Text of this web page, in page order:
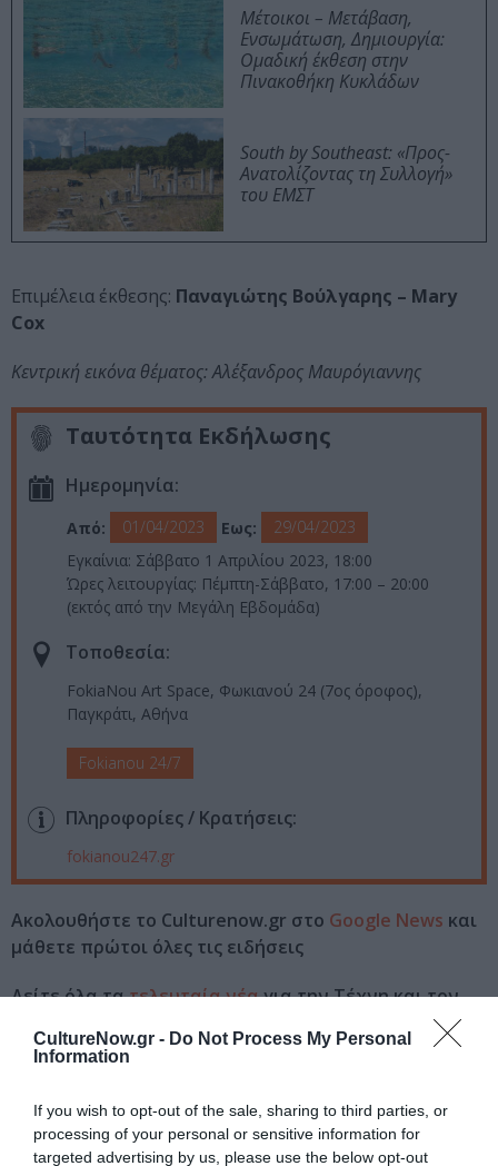
CultureNow.gr - Do Not Process My Personal
Information
If you wish to opt-out of the sale, sharing to third parties, or
processing of your personal or sensitive information for
targeted advertising by us, please use the below opt-out
Μέτοικοι – Μετάβαση,
Ενσωμάτωση, Δημιουργία:
Ομαδική έκθεση στην
Πινακοθήκη Κυκλάδων
South by Southeast: «Προς-
Ανατολίζοντας τη Συλλογή»
του ΕΜΣΤ
Επιμέλεια έκθεσης: Παναγιώτης Βούλγαρης – Mary
Cox
Κεντρική εικόνα θέματος: Αλέξανδρος Μαυρόγιαννης
Ταυτότητα Εκδήλωσης
Ημερομηνία:
Από: 01/04/2023 Εως:
29/04/2023
Εγκαίνια: Σάββατο 1 Απριλίου 2023, 18:00
Ώρες λειτουργίας: Πέμπτη-Σάββατο, 17:00 – 20:00
(εκτός από την Μεγάλη Εβδομάδα)
Τοποθεσία:
FokiaNou Art Space, Φωκιανού 24 (7ος όροφος),
Παγκράτι, Αθήνα
Fokianou 24/7
Πληροφορίες / Κρατήσεις:
fokianou247.gr
Ακολουθήστε το Culturenow.gr στο Google News και
μάθετε πρώτοι όλες τις ειδήσεις
Δείτε όλα τατελευταία νέαγια την Τέχνη και τον
Tags